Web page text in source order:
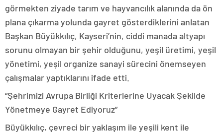
görmekten ziyade tarım ve hayvancılık alanında da ön
plana çıkarma yolunda gayret gösterdiklerini anlatan
Başkan Büyükkılıç, Kayseri’nin, ciddi manada altyapı
sorunu olmayan bir şehir olduğunu, yeşil üretimi, yeşil
yönetimi, yeşil organize sanayi sürecini önemseyen
çalışmalar yaptıklarını ifade etti.
“Şehrimizi Avrupa Birliği Kriterlerine Uyacak Şekilde
Yönetmeye Gayret Ediyoruz”
Büyükkılıç, çevreci bir yaklaşım ile yeşili kent ile